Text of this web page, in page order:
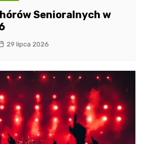
Senioralnych w
29 lipca 2026